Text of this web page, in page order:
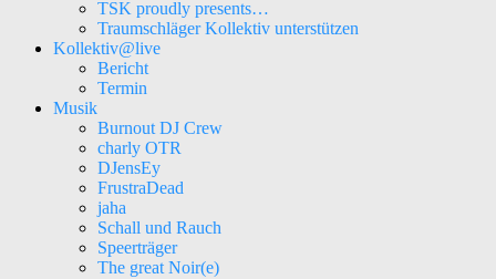
TSK proudly presents…
Traumschläger Kollektiv unterstützen
Kollektiv@live
Bericht
Termin
Musik
Burnout DJ Crew
charly OTR
DJensEy
FrustraDead
jaha
Schall und Rauch
Speerträger
The great Noir(e)